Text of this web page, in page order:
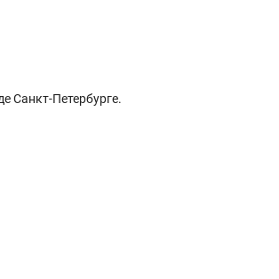
Санкт-Петербурге.